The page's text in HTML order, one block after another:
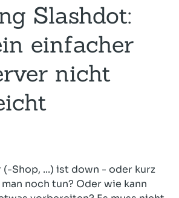
Slashdot:
einfacher
nicht
Shop, ...) ist down - oder kurz
noch tun? Oder wie kann